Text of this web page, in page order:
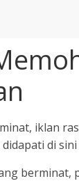
iklan
di sini
berminat,